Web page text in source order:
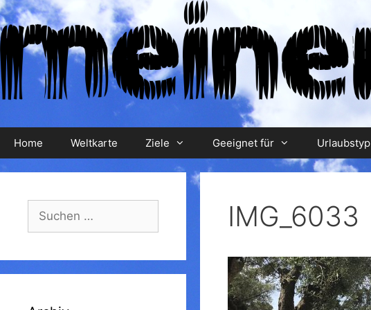
Zum
Inhalt
springen
Home Weltkarte Ziele Geeignet für Urlaubstyp
IMG_6033
Suchen
nach: